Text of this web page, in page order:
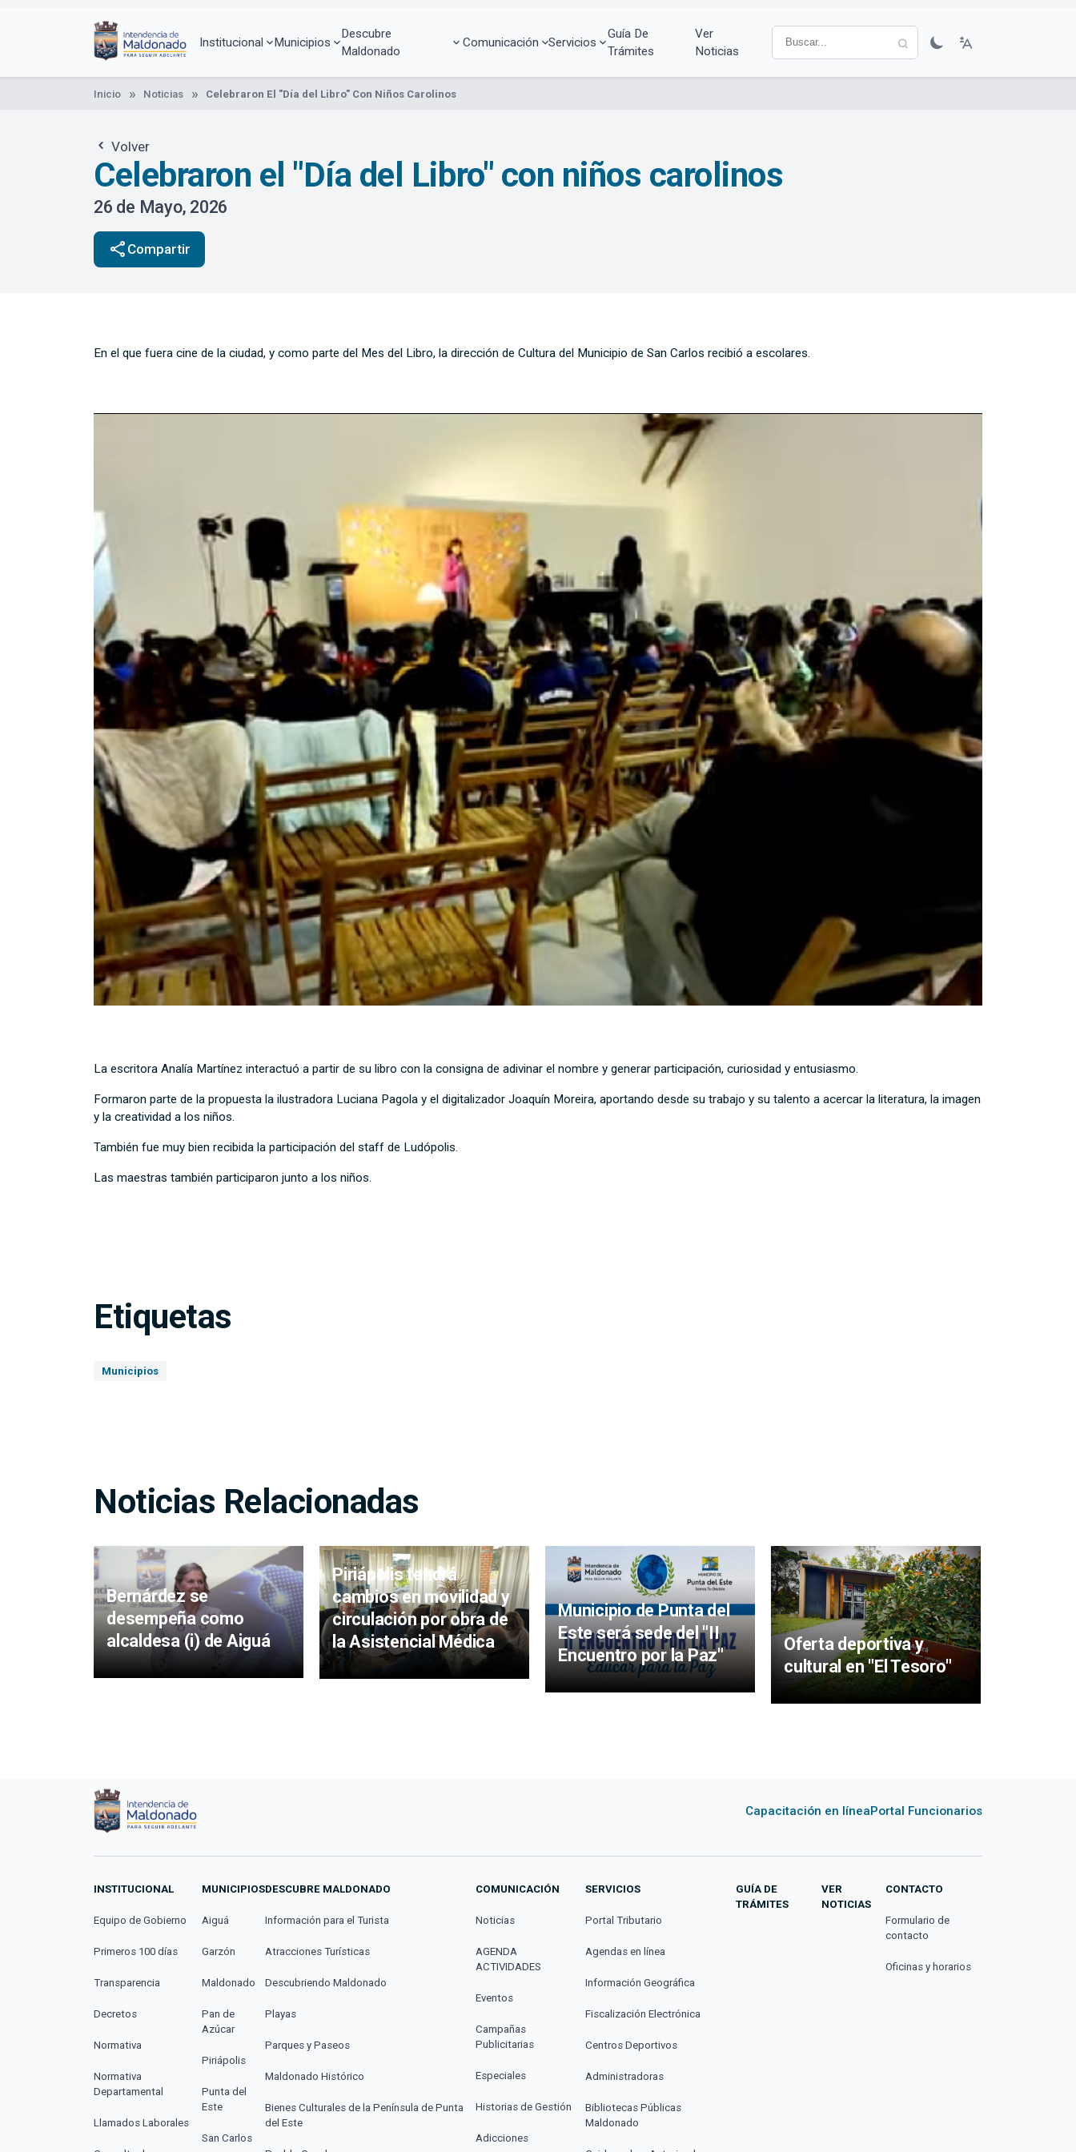
Institucional Municipios
Descubre
Maldonado
Comunicación Servicios
Guía De
Trámites
Ver
Noticias
Inicio Noticias Celebraron El "Día del Libro" Con Niños Carolinos
Volver
Celebraron el "Día del Libro" con niños carolinos
26 de Mayo, 2026
share Compartir
En el que fuera cine de la ciudad, y como parte del Mes del Libro, la dirección de Cultura del Municipio de San Carlos recibió a escolares.
La escritora Analía Martínez interactuó a partir de su libro con la consigna de adivinar el nombre y generar participación, curiosidad y entusiasmo.
Formaron parte de la propuesta la ilustradora Luciana Pagola y el digitalizador Joaquín Moreira, aportando desde su trabajo y su talento a acercar la literatura, la imagen
y la creatividad a los niños.
También fue muy bien recibida la participación del staff de Ludópolis.
Las maestras también participaron junto a los niños.
Etiquetas
Municipios
Noticias Relacionadas
Bernárdez se
desempeña como
alcaldesa (i) de Aiguá
Piriápolis tendrá
cambios en movilidad y
circulación por obra de
la Asistencial Médica
Municipio de Punta del
Este será sede del "II
Encuentro por la Paz"
Oferta deportiva y
cultural en "El Tesoro"
Capacitación en líneaPortal Funcionarios
INSTITUCIONAL
Equipo de Gobierno
Primeros 100 días
Transparencia
Decretos
Normativa
Normativa
Departamental
Llamados Laborales
MUNICIPIOS
Aiguá
Garzón
Maldonado
Pan de
Azúcar
Piriápolis
Punta del
Este
San Carlos
DESCUBRE MALDONADO
Información para el Turista
Atracciones Turísticas
Descubriendo Maldonado
Playas
Parques y Paseos
Maldonado Histórico
Bienes Culturales de la Península de Punta
del Este
COMUNICACIÓN
Noticias
AGENDA
ACTIVIDADES
Eventos
Campañas
Publicitarias
Especiales
Historias de Gestión
Adicciones
SERVICIOS
Portal Tributario
Agendas en línea
Información Geográfica
Fiscalización Electrónica
Centros Deportivos
Administradoras
Bibliotecas Públicas
Maldonado
GUÍA DE
TRÁMITES
VER
NOTICIAS
CONTACTO
Formulario de
contacto
Oficinas y horarios